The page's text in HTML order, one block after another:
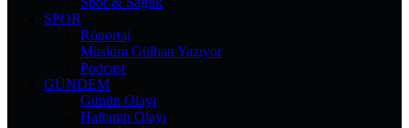
SPOR
Röportaj
Müslüm Gülhan Yazıyor
Podcast
GÜNDEM
Günün Olayı
Haftanın Olayı